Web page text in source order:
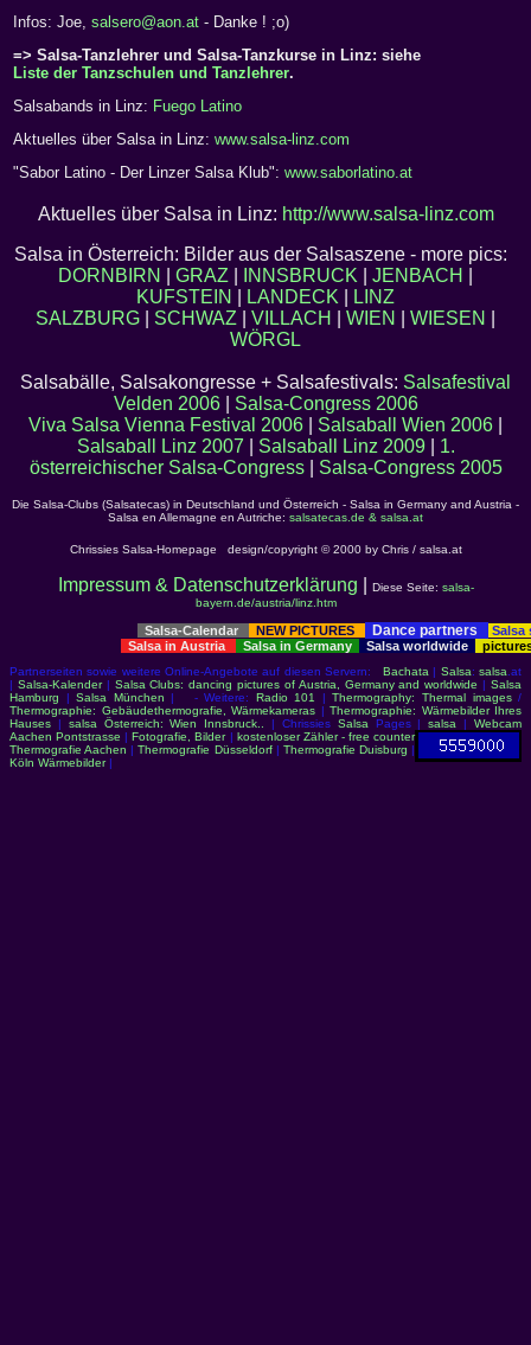
Infos: Joe, salsero@aon.at - Danke ! ;o)
=> Salsa-Tanzlehrer und Salsa-Tanzkurse in Linz: siehe
Liste der Tanzschulen und Tanzlehrer.
Salsabands in Linz: Fuego Latino
Aktuelles über Salsa in Linz: www.salsa-linz.com
"Sabor Latino - Der Linzer Salsa Klub": www.saborlatino.at
Aktuelles über Salsa in Linz: http://www.salsa-linz.com
Salsa in Österreich: Bilder aus der Salsaszene - more pics:
DORNBIRN
GRAZ INNSBRUCK JENBACH
KUFSTEIN
LANDECK
LINZ
SALZBURG
SCHWAZ VILLACH WIEN WIESEN
WÖRGL
Salsabälle, Salsakongresse + Salsafestivals: Salsafestival
Velden 2006| Salsa-Congress 2006
Viva Salsa Vienna Festival 2006
Salsaball Wien 2006
Salsaball Linz 2007| Salsaball Linz 2009| 1.
österreichischer Salsa-Congress| Salsa-Congress 2005
Die Salsa-Clubs (Salsatecas) in Deutschland und Österreich - Salsa in Germany and Austria -
Salsa en Allemagne en Autriche: salsatecas.de & salsa.at
Chrissies Salsa-Homepage design/copyright © 2000 by Chris / salsa.at
Impressum & Datenschutzerklärung Diese Seite: salsa-
bayern.de/austria/linz.htm
Salsa-Calendar NEW PICTURES Dance partners
Salsa
Salsa in Austria
Salsa in Germany Salsa worldwide
Partnerseiten sowie weitere Online-Angebote auf diesen Servern: Bachata | Salsa:salsa .at
| Salsa-Kalender| Salsa Clubs: dancing pictures of Austria, Germany and worldwide |Salsa
Hamburg |Salsa München | - Weitere: Radio 101 |Thermography: Thermal images/
Thermographie: Gebäudethermografie, Wärmekameras | Thermographie: Wärmebilder Ihres
Hauses | salsa Österreich: Wien Innsbruck.. | Chrissies Salsa Pages |salsa |Webcam
Aachen Pontstrasse |Fotografie, Bilder| kostenloser Zähler - free counter
Thermografie Aachen |Thermografie Düsseldorf| Thermografie Duisburg |
Köln Wärmebilder|